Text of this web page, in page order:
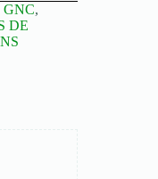
GNC,
DE